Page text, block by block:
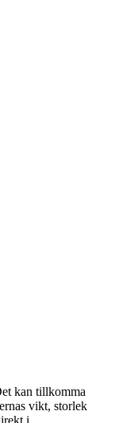
kan tillkomma
vikt, storlek